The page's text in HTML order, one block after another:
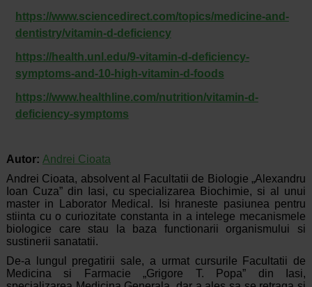
https://www.sciencedirect.com/topics/medicine-and-
dentistry/vitamin-d-deficiency
https://health.unl.edu/9-vitamin-d-deficiency-
symptoms-and-10-high-vitamin-d-foods
https://www.healthline.com/nutrition/vitamin-d-
deficiency-symptoms
Autor: Andrei Cioata
Andrei Cioata, absolvent al Facultatii de Biologie „Alexandru
Ioan Cuza” din Iasi, cu specializarea Biochimie, si al unui
master in Laborator Medical. Isi hraneste pasiunea pentru
stiinta cu o curiozitate constanta in a intelege mecanismele
biologice care stau la baza functionarii organismului si
sustinerii sanatatii.
De-a lungul pregatirii sale, a urmat cursurile Facultatii de
Medicina si Farmacie „Grigore T. Popa” din Iasi,